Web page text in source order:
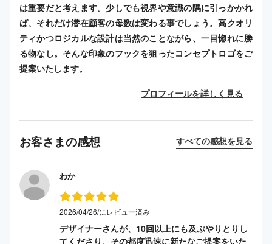
は重要だと考えます。少しでも視界や意識の隅に引っかかれ
ば、それだけ潜在顧客の母数は変わる事でしょう。高クオリ
ティかつロジカルな設計は当然のことながら、一目惚れに勝
る物なし。そんな印象のフックを狙ったコンセプトロゴをご
提案いたします。
プロフィールを詳しく見る
お客さまの感想 すべての感想を見る
わか
2026/04/26/にレビュー済み
デザイナーさんが、10回以上にも及ぶやりとりし
てくださり、その都度迅速に新たなご提案をいた